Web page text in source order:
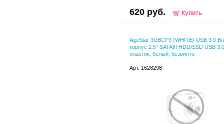
620 руб. Купить
AgeStar 3UBCP3 (WHITE) USB 3.0
корпус 2.5" SATAIII HDD/SSD USB
пластик, белый, безвинто
Арт. 1628298